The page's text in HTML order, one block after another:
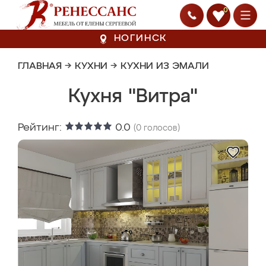
0
НОГИНСК
ГЛАВНАЯ → КУХНИ → КУХНИ ИЗ ЭМАЛИ
Кухня "Витра"
Рейтинг: 0.0 (0 голосов)